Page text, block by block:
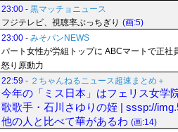
23:00 - 黒マッチョニュース
フジテレビ、視聴率ぶっちぎり (画:5)
23:00 - みそパンNEWS
パート女性が労組トップに ABCマートで正社
怒り原動力
22:59 - ２ちゃんねるニュース超速まとめ＋
今年の「ミス日本」はフェリス女学
歌歌手・石川さゆりの姪 | sssp://
他の人と比べて華があるわ (画:14)